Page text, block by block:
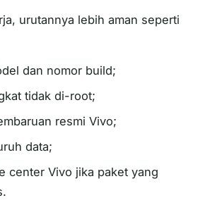
urutannya lebih aman seperti
dan nomor build;
tidak di-root;
resmi Vivo;
data;
center Vivo jika paket yang